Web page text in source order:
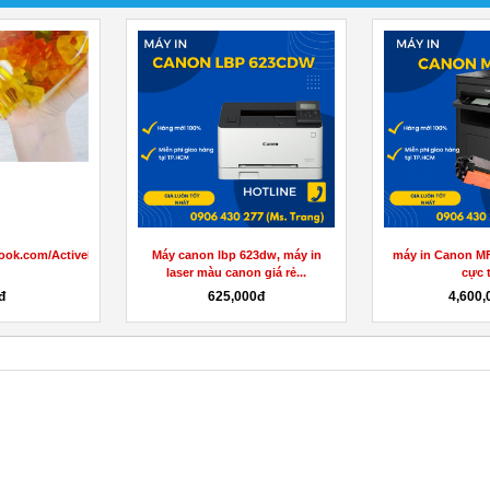
ir 2525w, máy
máy photo Fuji Xerox S2110cps
giá tốt nhất
195,000đ
Trimax
All-